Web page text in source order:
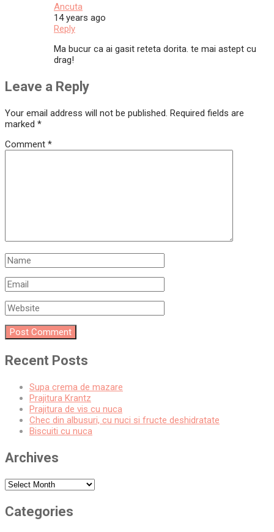
Ancuta
14 years ago
Reply
Ma bucur ca ai gasit reteta dorita. te mai astept cu
drag!
Leave a Reply
Your email address will not be published. Required fields are
marked *
Comment *
Recent Posts
Supa crema de mazare
Prajitura Krantz
Prajitura de vis cu nuca
Chec din albusuri, cu nuci si fructe deshidratate
Biscuiti cu nuca
Archives
Archives
Categories